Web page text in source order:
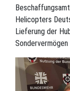
Helicopters
Lieferung der